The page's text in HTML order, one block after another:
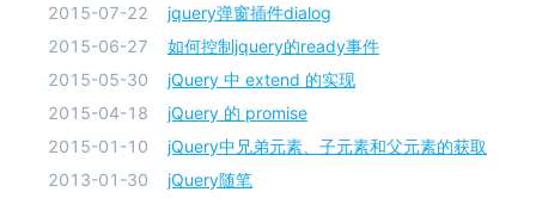
2015-07-22
jquery弹窗插件dialog
2015-06-27
如何控制jquery的ready事件
2015-05-30
jQuery 中 extend 的实现
2015-04-18
jQuery 的 promise
2015-01-10
jQuery中兄弟元素、子元素和父元素的获取
2013-01-30
jQuery随笔